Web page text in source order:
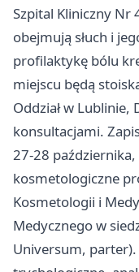
Szpital Kliniczny Nr
obejmują słuch i
profilaktykę bólu
miejscu będą
Oddział w Lublinie,
konsultacjami.
27-28
kosmetologiczne
Kosmetologii i
Medycznego w
Universum,